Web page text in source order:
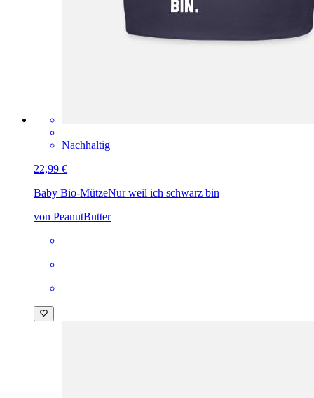
Nachhaltig
22,99 €
Baby Bio-MützeNur weil ich schwarz bin
von PeanutButter